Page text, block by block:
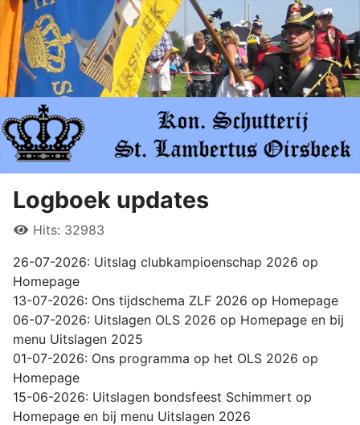
Logboek updates
Hits: 32983
26-07-2026: Uitslag clubkampioenschap 2026 op
Homepage
13-07-2026: Ons tijdschema ZLF 2026 op Homepage
06-07-2026: Uitslagen OLS 2026 op Homepage en bij
menu Uitslagen 2025
01-07-2026: Ons programma op het OLS 2026 op
Homepage
15-06-2026: Uitslagen bondsfeest Schimmert op
Homepage en bij menu Uitslagen 2026